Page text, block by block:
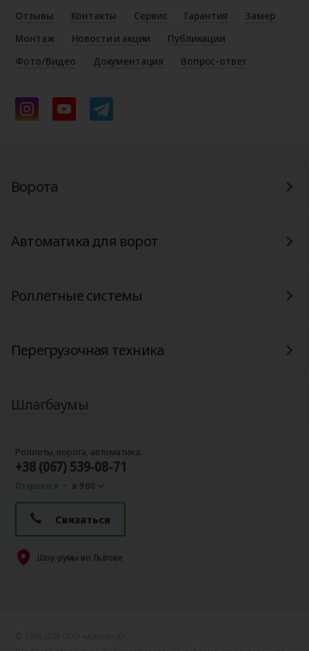
Отзывы
Контакты Сервис Гарантия
Замер
Монтаж
Новости и акции
Публикации
Фото/Видео
Документация Вопрос-ответ
Ворота
Автоматика для ворот
Роллетные системы
Перегрузочная техника
Шлагбаумы
Роллеты, ворота, автоматика:
+38 (067) 539-08-71
Откроется в 9:00
Связаться
Шоу-румы во Львове